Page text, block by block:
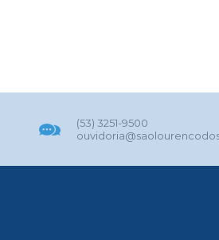
(53) 3251-9500